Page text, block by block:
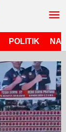
POLITIK